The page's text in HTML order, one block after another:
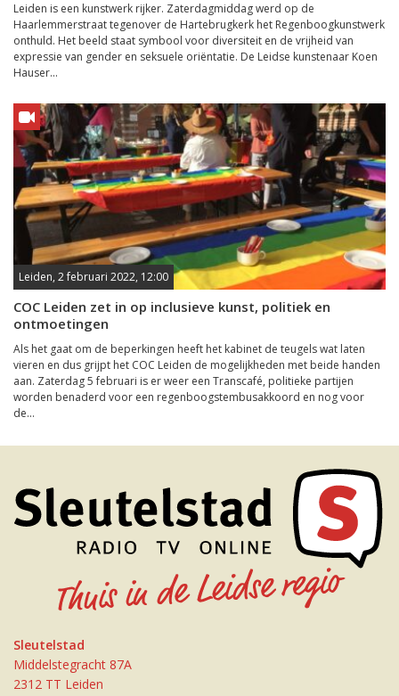
Leiden is een kunstwerk rijker. Zaterdagmiddag werd op de
Haarlemmerstraat tegenover de Hartebrugkerk het Regenboogkunstwerk
onthuld. Het beeld staat symbool voor diversiteit en de vrijheid van
expressie van gender en seksuele oriëntatie. De Leidse kunstenaar Koen
Hauser...
Leiden, 2 februari 2022, 12:00
COC Leiden zet in op inclusieve kunst, politiek en
ontmoetingen
Als het gaat om de beperkingen heeft het kabinet de teugels wat laten
vieren en dus grijpt het COC Leiden de mogelijkheden met beide handen
aan. Zaterdag 5 februari is er weer een Transcafé, politieke partijen
worden benaderd voor een regenboogstembusakkoord en nog voor
de...
Sleutelstad
Middelstegracht 87A
2312 TT Leiden